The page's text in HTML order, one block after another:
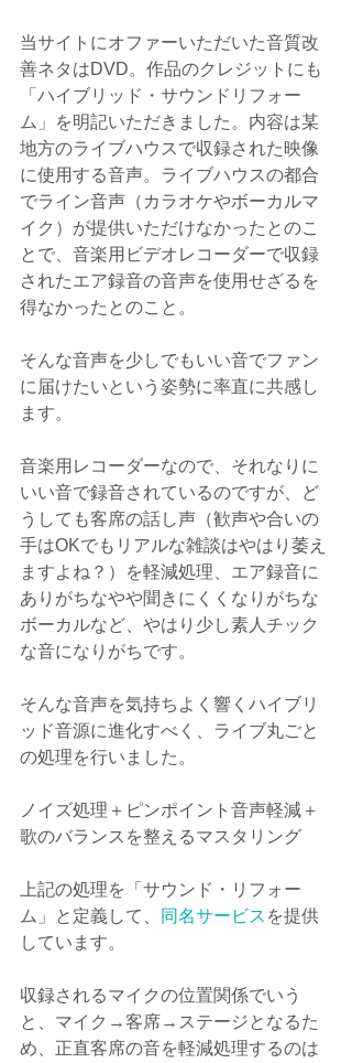
当サイトにオファーいただいた音質改
善ネタはDVD。作品のクレジットにも
「ハイブリッド・サウンドリフォー
ム」を明記いただきました。内容は某
地方のライブハウスで収録された映像
に使用する音声。ライブハウスの都合
でライン音声（カラオケやボーカルマ
イク）が提供いただけなかったとのこ
とで、音楽用ビデオレコーダーで収録
されたエア録音の音声を使用せざるを
得なかったとのこと。
そんな音声を少しでもいい音でファン
に届けたいという姿勢に率直に共感し
ます。
音楽用レコーダーなので、それなりに
いい音で録音されているのですが、ど
うしても客席の話し声（歓声や合いの
手はOKでもリアルな雑談はやはり萎え
ますよね？）を軽減処理、エア録音に
ありがちなやや聞きにくくなりがちな
ボーカルなど、やはり少し素人チック
な音になりがちです。
そんな音声を気持ちよく響くハイブリ
ッド音源に進化すべく、ライブ丸ごと
の処理を行いました。
ノイズ処理＋ピンポイント音声軽減＋
歌のバランスを整えるマスタリング
上記の処理を「サウンド・リフォー
ム」と定義して、
同名サービス を提供
しています。
収録されるマイクの位置関係でいう
と、マイク→客席→ステージとなるた
め、正直客席の音を軽減処理するのは